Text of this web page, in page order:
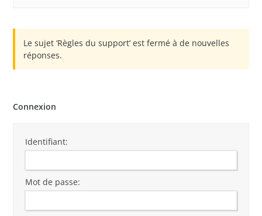
Le sujet ‘Règles du support’ est fermé à de nouvelles
réponses.
Connexion
Identifiant:
Mot de passe: